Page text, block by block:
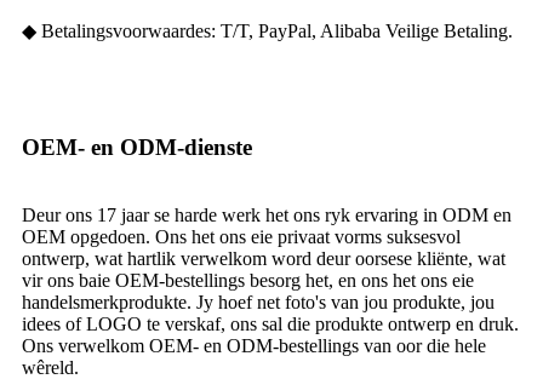
◆ Betalingsvoorwaardes: T/T, PayPal, Alibaba Veilige Betaling.
OEM- en ODM-dienste
Deur ons 17 jaar se harde werk het ons ryk ervaring in ODM en
OEM opgedoen. Ons het ons eie privaat vorms suksesvol
ontwerp, wat hartlik verwelkom word deur oorsese kliënte, wat
vir ons baie OEM-bestellings besorg het, en ons het ons eie
handelsmerkprodukte. Jy hoef net foto's van jou produkte, jou
idees of LOGO te verskaf, ons sal die produkte ontwerp en druk.
Ons verwelkom OEM- en ODM-bestellings van oor die hele
wêreld.